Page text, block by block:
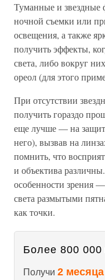
Туманные и звездные
ночной съемки или
освещения, а также
получить эффекты,
света, либо вокруг
ореол (для этого
При отсутствии
получить гораздо
еще лучше — на
него), вызвав на
помнить, что
и объектива
особенности зрения
света размытыми
как точки.
Более 800 000
Получи 2